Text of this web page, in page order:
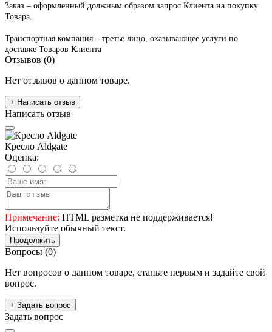
Заказ – оформленный должным образом запрос Клиента на покупку
Товара.
Транспортная компания – третье лицо, оказывающее услуги по
доставке Товаров Клиента
Отзывов (0)
Нет отзывов о данном товаре.
+ Написать отзыв
Написать отзыв
Кресло Aldgate
Оценка:
Примечание: HTML разметка не поддерживается!
Используйте обычный текст.
Продолжить
Вопросы (0)
Нет вопросов о данном товаре, станьте первым и задайте свой
вопрос.
+ Задать вопрос
Задать вопрос